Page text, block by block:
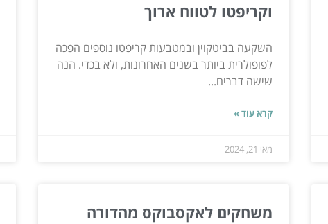
וקריפטו לטווח ארוך
השקעה בביטקוין ובמטבעות קריפטו נוספים הפכה
לפופולרית ביותר בשנים האחרונות, ולא בכדי. הנה
שישה דברים...
קרא עוד »
מאי 21, 2024
משחקים לאקסבוקס מהדורה